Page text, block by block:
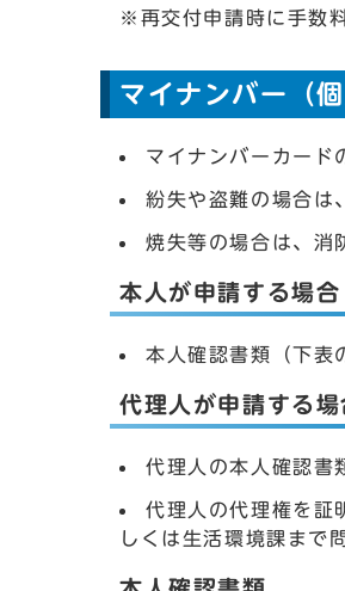
※再交付申請時に手数
マイナンバー（
マイナンバーカード
紛失や盗難の場合は
焼失等の場合は、消
本人が申請する場合
本人確認書類（下表
代理人が申請する場
代理人の本人確認書
代理人の代理権を証
しくは生活環境課まで